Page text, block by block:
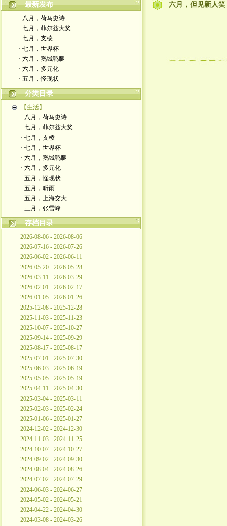
最新发布
· 八月，荷马史诗
· 七月，菲尔兹大奖
· 七月，支棱
· 七月，世界杯
· 六月，鹅城鸭腿
· 六月，多元化
· 五月，怪现状
分类目录
【生活】
· 八月，荷马史诗
· 七月，菲尔兹大奖
· 七月，支棱
· 七月，世界杯
· 六月，鹅城鸭腿
· 六月，多元化
· 五月，怪现状
· 五月，听雨
· 五月，上海交大
· 三月，张雪峰
存档目录
2026-08-06 - 2026-08-06
2026-07-16 - 2026-07-26
2026-06-02 - 2026-06-11
2026-05-20 - 2026-05-28
2026-03-11 - 2026-03-29
2026-02-01 - 2026-02-17
2026-01-05 - 2026-01-26
2025-12-08 - 2025-12-28
2025-11-03 - 2025-11-23
2025-10-07 - 2025-10-27
2025-09-14 - 2025-09-29
2025-08-17 - 2025-08-17
2025-07-01 - 2025-07-30
2025-06-03 - 2025-06-19
2025-05-05 - 2025-05-19
2025-04-11 - 2025-04-30
2025-03-04 - 2025-03-11
2025-02-03 - 2025-02-24
2025-01-06 - 2025-01-27
2024-12-02 - 2024-12-30
2024-11-03 - 2024-11-25
2024-10-07 - 2024-10-27
2024-09-02 - 2024-09-30
2024-08-04 - 2024-08-26
2024-07-02 - 2024-07-29
2024-06-03 - 2024-06-27
2024-05-02 - 2024-05-21
2024-04-22 - 2024-04-30
2024-03-08 - 2024-03-26
六月，但见新人笑